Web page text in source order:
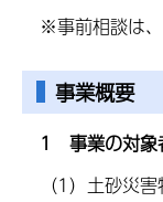
※事前相談は、
事業概要
1 事業の対象
（1）土砂災害